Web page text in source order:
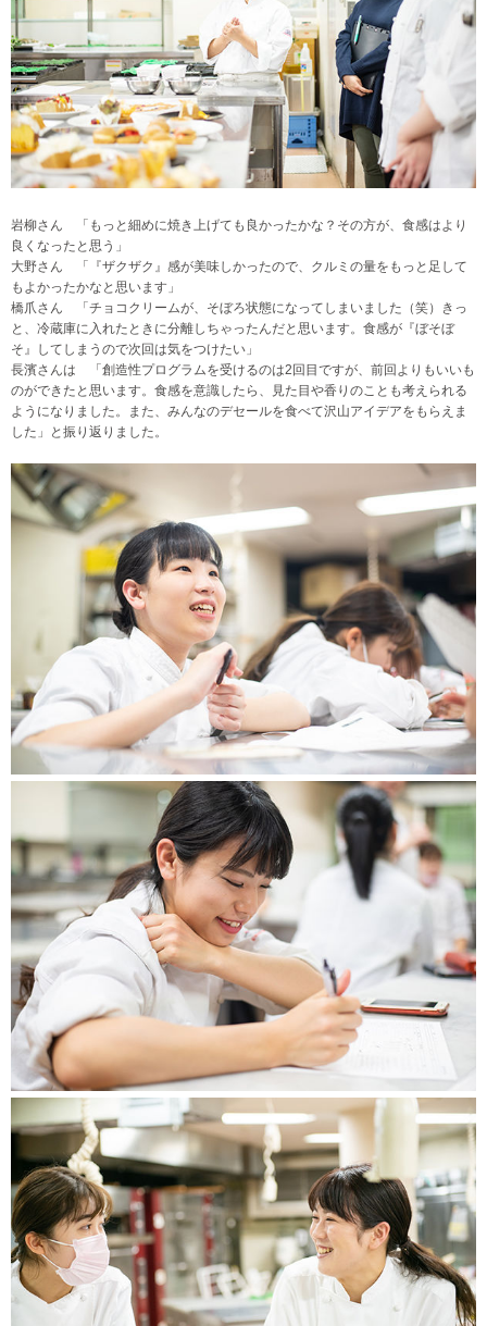
岩柳さん 「もっと細めに焼き上げても良かったかな？その方が、食感はより
良くなったと思う」
大野さん 「『ザクザク』感が美味しかったので、クルミの量をもっと足して
もよかったかなと思います」
橋爪さん 「チョコクリームが、そぼろ状態になってしまいました（笑）きっ
と、冷蔵庫に入れたときに分離しちゃったんだと思います。食感が『ぼそぼ
そ』してしまうので次回は気をつけたい」
長濱さんは 「創造性プログラムを受けるのは2回目ですが、前回よりもいいも
のができたと思います。食感を意識したら、見た目や香りのことも考えられる
ようになりました。また、みんなのデセールを食べて沢山アイデアをもらえま
した」と振り返りました。